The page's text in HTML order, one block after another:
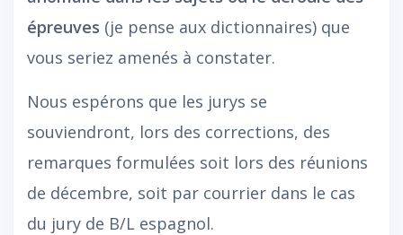
épreuves (je pense aux dictionnaires) que
vous seriez amenés à constater.
Nous espérons que les jurys se
souviendront, lors des corrections, des
remarques formulées soit lors des réunions
de décembre, soit par courrier dans le cas
du jury de B/L espagnol.